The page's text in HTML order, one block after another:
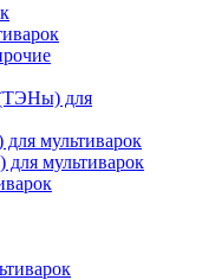
(ТЭНы) для
мультиварок
мультиварок